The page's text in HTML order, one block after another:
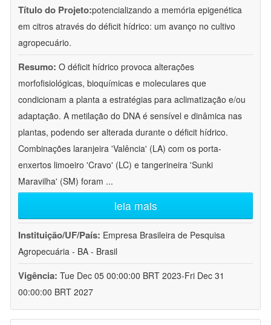
Título do Projeto:potencializando a memória epigenética
em citros através do déficit hídrico: um avanço no cultivo
agropecuário.
Resumo: O déficit hídrico provoca alterações
morfofisiológicas, bioquímicas e moleculares que
condicionam a planta a estratégias para aclimatização e/ou
adaptação. A metilação do DNA é sensível e dinâmica nas
plantas, podendo ser alterada durante o déficit hídrico.
Combinações laranjeira 'Valência' (LA) com os porta-
enxertos limoeiro 'Cravo' (LC) e tangerineira 'Sunki
Maravilha' (SM) foram ...
leia mais
Instituição/UF/País: Empresa Brasileira de Pesquisa
Agropecuária - BA - Brasil
Vigência: Tue Dec 05 00:00:00 BRT 2023-Fri Dec 31
00:00:00 BRT 2027